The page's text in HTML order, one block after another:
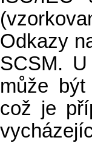
Odkazy
SCSM.
může
což je